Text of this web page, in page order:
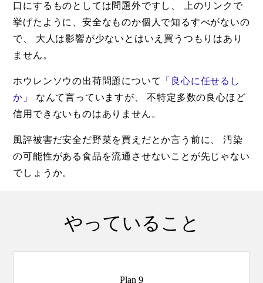
口にするものとしては問題外ですし、 上のリンクで
挙げたように、安全なものか個人で知るすべがないの
で、 大人は影響が少ないとはいえ買うつもりはあり
ません。
ホウレンソウの出荷問題について
「良心に任せるし
か」
なんて言っていますが、 不特定多数の良心ほど
信用できないものはありません。
風評被害だ安全だ野菜を買えだとか言う前に、 汚染
の可能性がある食品を流通させないことが先じゃない
でしょうか。
やっていること
Plan 9